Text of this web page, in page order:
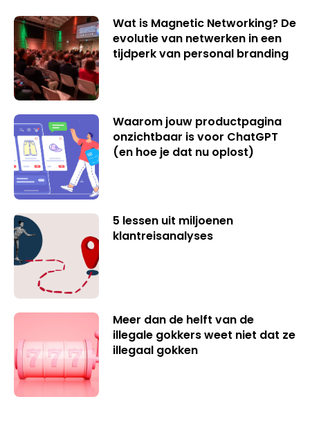
Wat is Magnetic Networking? De
evolutie van netwerken in een
tijdperk van personal branding
Waarom jouw productpagina
onzichtbaar is voor ChatGPT
(en hoe je dat nu oplost)
5 lessen uit miljoenen
klantreisanalyses
Meer dan de helft van de
illegale gokkers weet niet dat ze
illegaal gokken